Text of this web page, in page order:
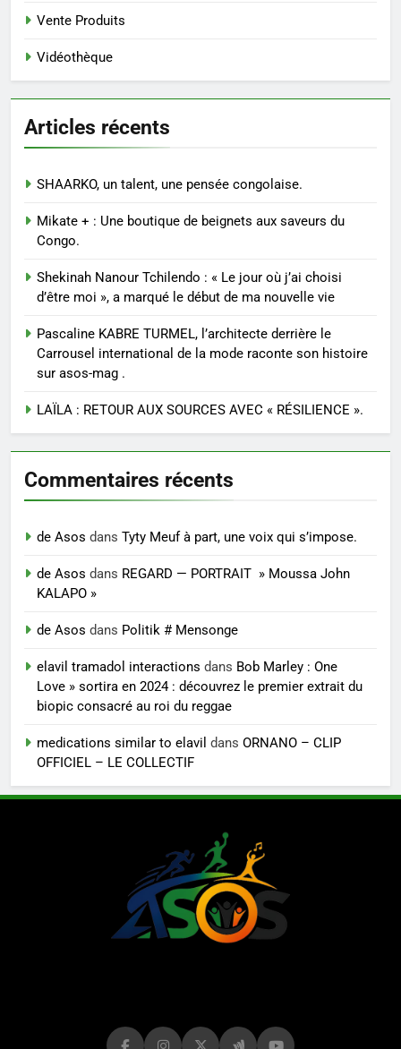
Vente Produits
Vidéothèque
Articles récents
SHAARKO, un talent, une pensée congolaise.
Mikate + : Une boutique de beignets aux saveurs du
Congo.
Shekinah Nanour Tchilendo : « Le jour où j’ai choisi
d’être moi », a marqué le début de ma nouvelle vie
Pascaline KABRE TURMEL, l’architecte derrière le
Carrousel international de la mode raconte son histoire
sur asos-mag .
LAÏLA : RETOUR AUX SOURCES AVEC « RÉSILIENCE ».
Commentaires récents
de Asos dans Tyty Meuf à part, une voix qui s’impose.
de Asos dans REGARD — PORTRAIT » Moussa John
KALAPO »
de Asos dans Politik # Mensonge
elavil tramadol interactions dans Bob Marley : One
Love » sortira en 2024 : découvrez le premier extrait du
biopic consacré au roi du reggae
medications similar to elavil dans ORNANO – CLIP
OFFICIEL – LE COLLECTIF